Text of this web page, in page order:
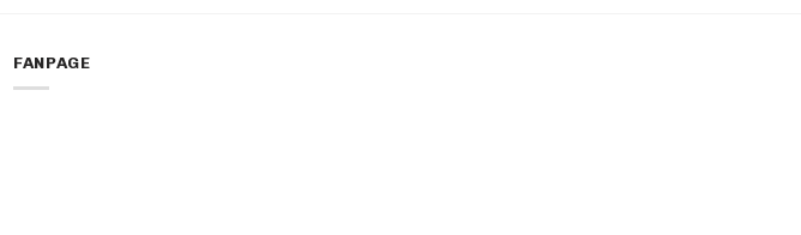
FANPAGE